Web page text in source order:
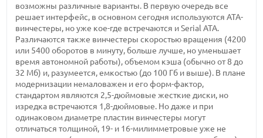
возможны различные варианты. В первую очередь все
решает интерфейс, в основном сегодня используются ATA-
винчестеры, но уже кое-где встречаются и Serial ATA.
Различаются также винчестеры скоростью вращения (4200
или 5400 оборотов в минуту, больше лучше, но уменьшает
время автономной работы), объемом кэша (обычно от 8 до
32 Мб) и, разумеется, емкостью (до 100 Гб и выше). В плане
модернизации немаловажен и его форм-фактор,
стандартом являются 2,5-дюймовые жесткие диски, но
изредка встречаются 1,8-дюймовые. Но даже и при
одинаковом диаметре пластин винчестеры могут
отличаться толщиной, 19- и 16-милимметровые уже не